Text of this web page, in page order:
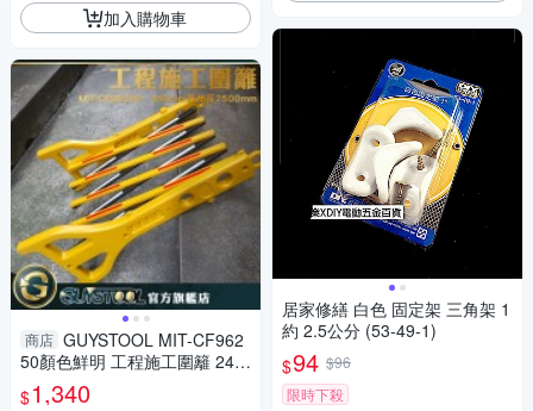
加入購物車
商店 GUYSTOOL MIT-CF962
50顏色鮮明 工程施工圍籬 240
~2500mm 摺疊護欄 醒目 室外
裝修 安全防護圍欄
$1,340
居家修繕 白色 固定架 三角架 1
約 2.5公分 (53-49-1)
$94 $96
限時下殺